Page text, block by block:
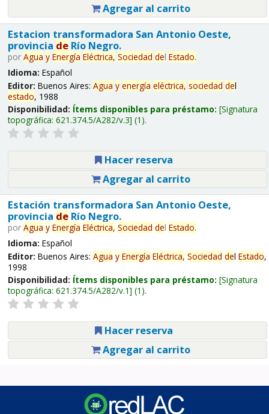
Agregar al carrito
Estacion transformadora San Antonio Oeste,
provincia deRío Negro.
por Agua y Energía Eléctrica, Sociedad del Estado.
Idioma: Español
Editor: Buenos Aires: Agua y energía eléctrica, sociedad del
estado, 1988
Disponibilidad: Ítems disponibles para préstamo: Signatura
topográfica: 621.374.5/A282/v.3 (1).
Hacer reserva
Agregar al carrito
Estación transformadora San Antonio Oeste,
provincia deRío Negro.
por Agua y Energía Eléctrica, Sociedad del Estado.
Idioma: Español
Editor: Buenos Aires: Agua y Energía Eléctrica, Sociedad del Estado,
1998
Disponibilidad: Ítems disponibles para préstamo: Signatura
topográfica: 621.374.5/A282/v.1 (1).
Hacer reserva
Agregar al carrito